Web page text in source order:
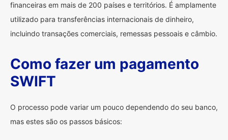
financeiras em mais de 200 países e territórios. É amplamente
utilizado para transferências internacionais de dinheiro,
incluindo transações comerciais, remessas pessoais e câmbio.
Como fazer um pagamento
SWIFT
O processo pode variar um pouco dependendo do seu banco,
mas estes são os passos básicos: